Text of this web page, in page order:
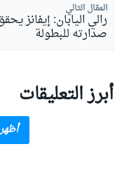
المقال التالي
صدارته للبطولة
أبرز التعليقات